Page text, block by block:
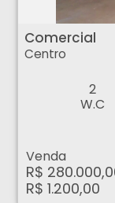
Comercial
Centro
2
W.C
Venda
R$
R$ 1.200,00